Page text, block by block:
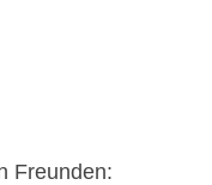
Freunden: